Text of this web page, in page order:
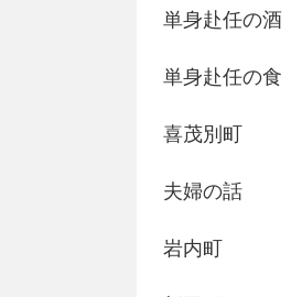
単身赴任の酒
単身赴任の食
喜茂別町
夫婦の話
岩内町